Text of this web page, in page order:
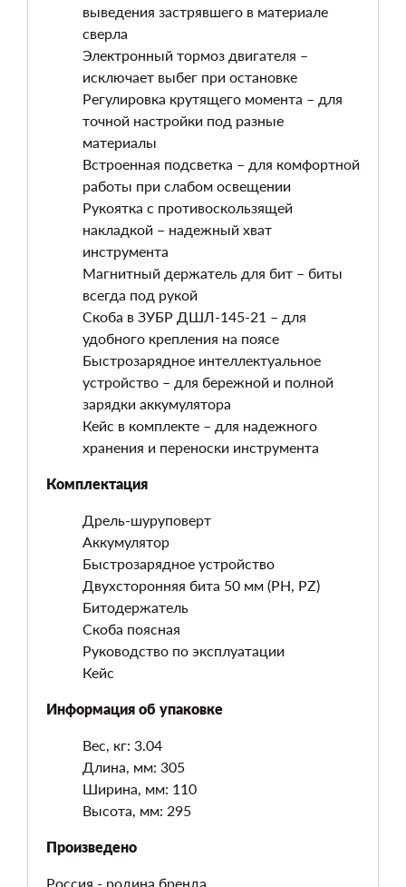
выведения застрявшего в материале
сверла
Электронный тормоз двигателя –
исключает выбег при остановке
Регулировка крутящего момента – для
точной настройки под разные
материалы
Встроенная подсветка – для комфортной
работы при слабом освещении
Рукоятка с противоскользящей
накладкой – надежный хват
инструмента
Магнитный держатель для бит – биты
всегда под рукой
Скоба в ЗУБР ДШЛ-145-21 – для
удобного крепления на поясе
Быстрозарядное интеллектуальное
устройство – для бережной и полной
зарядки аккумулятора
Кейс в комплекте – для надежного
хранения и переноски инструмента
Комплектация
Дрель-шуруповерт
Аккумулятор
Быстрозарядное устройство
Двухсторонняя бита 50 мм (PH, PZ)
Битодержатель
Скоба поясная
Руководство по эксплуатации
Кейс
Информация об упаковке
Вес, кг: 3.04
Длина, мм: 305
Ширина, мм: 110
Высота, мм: 295
Произведено
Россия - родина бренда